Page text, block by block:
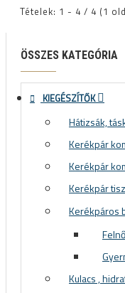
Tételek: 1 - 4 / 4 (1
ÖSSZES KATEGÓRIA
KIEGÉSZÍTŐK
Hátizsák,
Kerékpár
Kerékpár
Kerékpár
Kerékpáros
Kulacs ,